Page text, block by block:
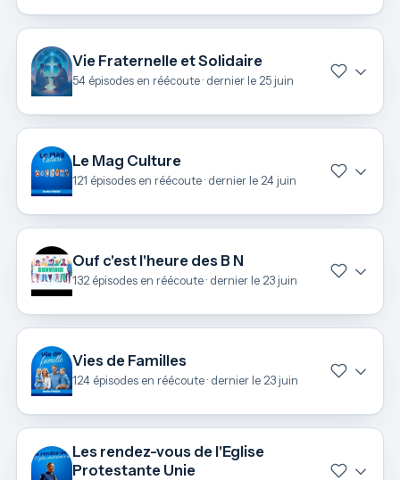
Vie Fraternelle et Solidaire
54 épisodes en réécoute · dernier le 25 juin
Le Mag Culture
121 épisodes en réécoute · dernier le 24 juin
Ouf c'est l'heure des B N
132 épisodes en réécoute · dernier le 23 juin
Vies de Familles
124 épisodes en réécoute · dernier le 23 juin
Les rendez-vous de l'Eglise
Protestante Unie